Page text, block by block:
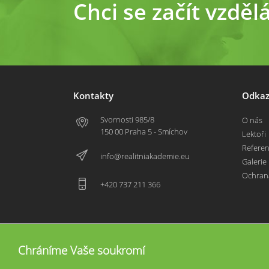
Chci se začít
Kontakty
Svornosti 985/8
150 00 Praha 5 - Smíchov
info@realitniakademie.eu
+420 737 211 366
O nás
Lektoři
Galerie
Chráníme Vaše soukromí